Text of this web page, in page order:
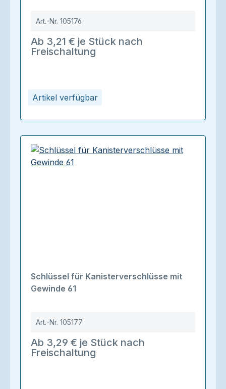
Artikel verfügbar
Art.-Nr. 105176
Ab 3,21 € je Stück nach
Freischaltung
Schlüssel für Kanisterverschlüsse mit
Gewinde 61
Art.-Nr. 105177
Ab 3,29 € je Stück nach
Freischaltung